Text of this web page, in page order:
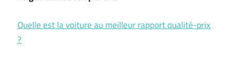
Quelle est la voiture au meilleur rapport qualité-prix
?